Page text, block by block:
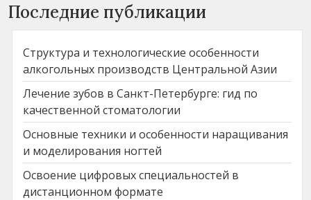
Последние публикации
Структура и технологические особенности
алкогольных производств Центральной Азии
Лечение зубов в Санкт-Петербурге: гид по
качественной стоматологии
Основные техники и особенности наращивания
и моделирования ногтей
Освоение цифровых специальностей в
дистанционном формате